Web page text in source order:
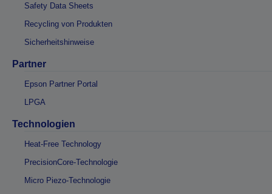
Safety Data Sheets
Recycling von Produkten
Sicherheitshinweise
Partner
Epson Partner Portal
LPGA
Technologien
Heat-Free Technology
PrecisionCore-Technologie
Micro Piezo-Technologie